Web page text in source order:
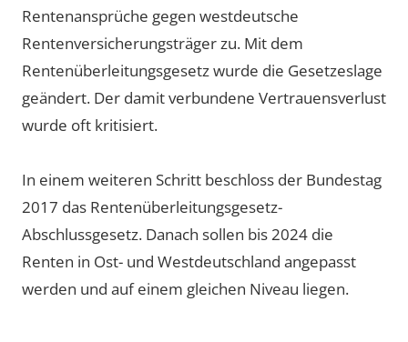
Rentenansprüche gegen westdeutsche
Rentenversicherungsträger zu. Mit dem
Rentenüberleitungsgesetz wurde die Gesetzeslage
geändert. Der damit verbundene Vertrauensverlust
wurde oft kritisiert.
In einem weiteren Schritt beschloss der Bundestag
2017 das Rentenüberleitungsgesetz-
Abschlussgesetz. Danach sollen bis 2024 die
Renten in Ost- und Westdeutschland angepasst
werden und auf einem gleichen Niveau liegen.